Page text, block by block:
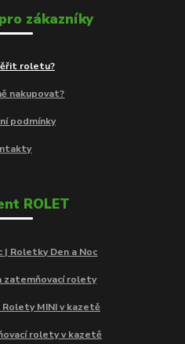
zákazníky
roletu?
nakupovat?
podmínky
ROLET
| Roletky Den a Noc
zatemňovací rolety
Rolety MINI v kazetě
rolety v kazetě